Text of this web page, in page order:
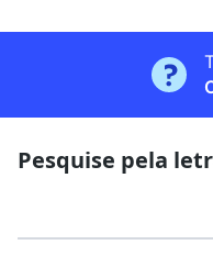
Pesquise pela